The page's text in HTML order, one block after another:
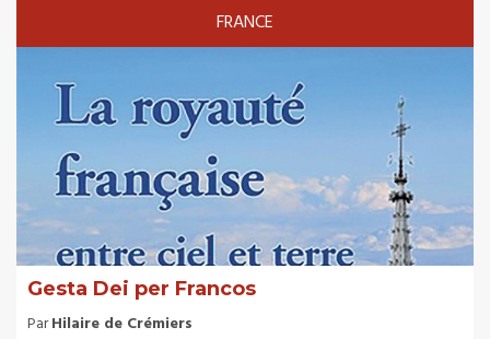
FRANCE
Gesta Dei per Francos
ParHilaire de Crémiers